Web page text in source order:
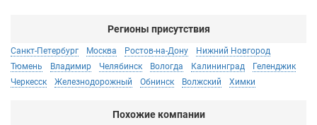
Регионы присутствия
Санкт-Петербург Москва Ростов-на-Дону
Нижний Новгород
Тюмень
Владимир Челябинск Вологда Калининград
Геленджик
Черкесск
Железнодорожный Обнинск Волжский Химки
Похожие компании